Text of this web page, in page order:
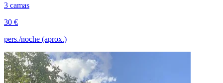
3 camas
30 €
pers./noche (aprox.)